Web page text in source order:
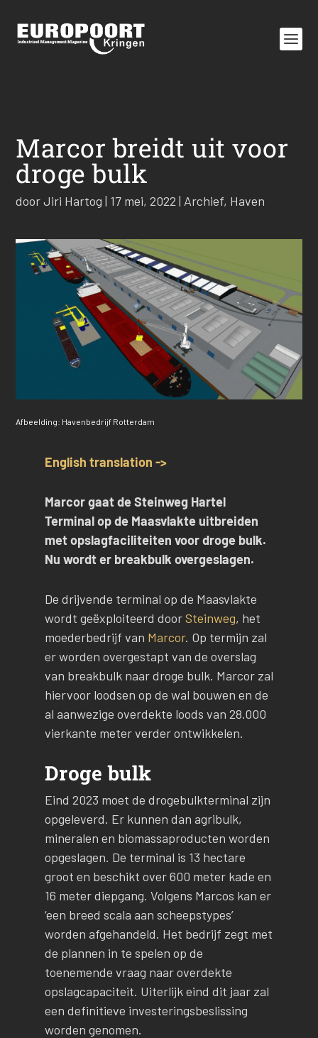
Marcor breidt uit voor
droge bulk
doorJiri Hartog | 17 mei, 2022 | Archief, Haven
Afbeelding: Havenbedrijf Rotterdam
English translation ->
Marcor gaat de Steinweg Hartel
Terminal op de Maasvlakte uitbreiden
met opslagfaciliteiten voor droge bulk.
Nu wordt er breakbulk overgeslagen.
De drijvende terminal op de Maasvlakte
wordt geëxploiteerd doorSteinweg, het
moederbedrijf van Marcor. Op termijn zal
er worden overgestapt van de overslag
van breakbulk naar droge bulk. Marcor zal
hiervoor loodsen op de wal bouwen en de
al aanwezige overdekte loods van 28.000
vierkante meter verder ontwikkelen.
Droge bulk
Eind 2023 moet de drogebulkterminal zijn
opgeleverd. Er kunnen dan agribulk,
mineralen en biomassaproducten worden
opgeslagen. De terminal is 13 hectare
groot en beschikt over 600 meter kade en
16 meter diepgang. Volgens Marcos kan er
‘een breed scala aan scheepstypes’
worden afgehandeld. Het bedrijf zegt met
de plannen in te spelen op de
toenemende vraag naar overdekte
opslagcapaciteit. Uiterlijk eind dit jaar zal
een definitieve investeringsbeslissing
worden genomen.